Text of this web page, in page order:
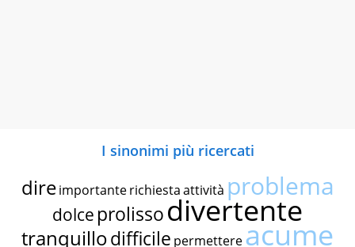
I sinonimi più ricercati
dire importante richiestaattività problema
dolce prolissodivertente
tranquillodifficile permettereacume